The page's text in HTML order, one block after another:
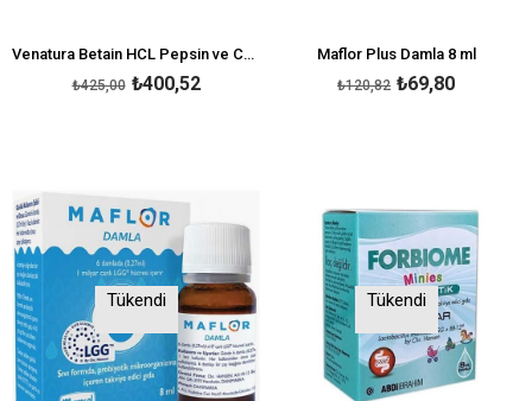
Venatura Betain HCL Pepsin ve Centiyana Kökü 90 Tablet
₺400,52
₺425,00
Maflor Plus Damla 8 ml
₺69,80
₺120,82
Tükendi Tükendi